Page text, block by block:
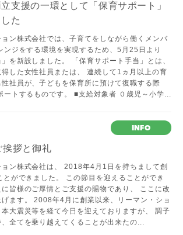
支援の一環として「保育サポート」
た
ン株式会社では、子育てをしながら働くメンバ
ンジをする環境を実現するため、5月25日より
」を新設しました。 「保育サポート手当」とは、
した女性社員または、 連続して1ヵ月以上の育
社員が、子どもを保育所に預けて復職する際
ートするものです。 ■支給対象者 ０歳児～小学...
INFO
挨拶と御礼
ン株式会社は、 2018年4月1日を持ちまして創
ができました。 この節目を迎えることができ
皆様のご厚情とご支援の賜物であり、 ここに改
ます。 2008年4月に創業以来、リーマン・ショ
大震災等を経て今日を迎えておりますが、 調子
全てを乗り越えてくることが出来たの...